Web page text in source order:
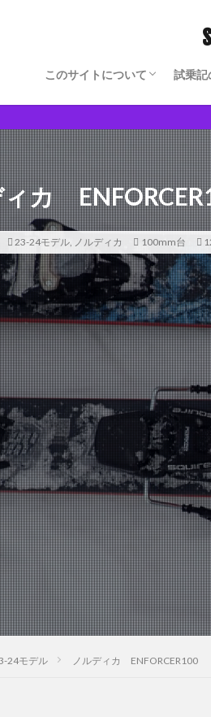
このサイトについて
Blog Author Owned Model
モノからヒトの理解が深まる
試乗記
カ
23-24モデル, ノルディカ 100mm台
24モデル ノルディカ ENFORCER100